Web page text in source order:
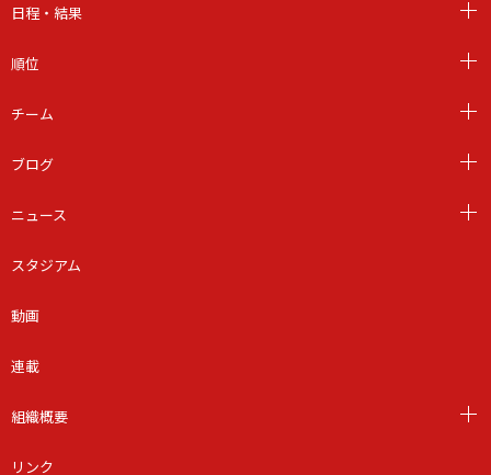
日程・結果
順位
チーム
ブログ
ニュース
スタジアム
動画
連載
組織概要
リンク